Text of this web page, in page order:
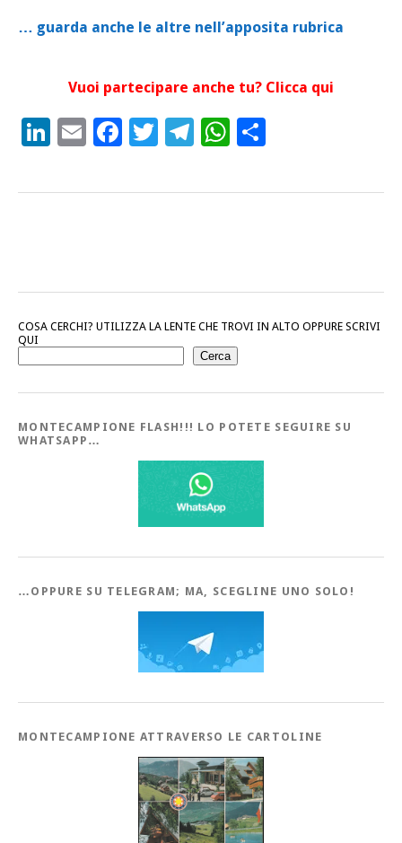
… guarda anche le altre nell’apposita rubrica
Vuoi partecipare anche tu? Clicca qui
LinkedIn
EmailFacebook
Twitter
Telegram
WhatsApp
COSA CERCHI? UTILIZZA LA LENTE CHE TROVI IN ALTO OPPURE SCRIVI
QUI
Cerca
MONTECAMPIONE FLASH!!! LO POTETE SEGUIRE SU
WHATSAPP…
…OPPURE SU TELEGRAM; MA, SCEGLINE UNO SOLO!
MONTECAMPIONE ATTRAVERSO LE CARTOLINE